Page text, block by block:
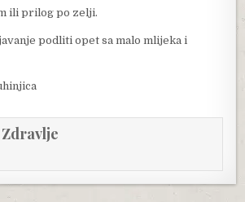
ili prilog po zelji.
podliti opet sa malo mlijeka i
Zdravlje